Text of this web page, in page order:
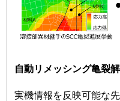
自動リメッシング亀裂
実機情報を反映可能な